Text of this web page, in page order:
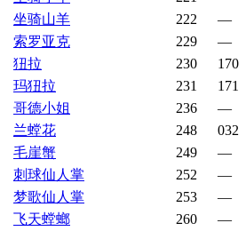
坐骑山羊
222 —
索罗亚克
229 —
狃拉
230 170
玛狃拉
231 171
哥德小姐
236 —
兰螳花
248 032
毛崖蟹
249 —
刺球仙人掌
252 —
梦歌仙人掌
253 —
飞天螳螂
260 —